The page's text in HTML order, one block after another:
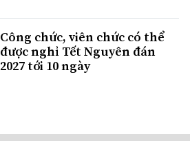
Công chức, viên chức có thể
được nghỉ Tết Nguyên đán
2027 tới 10 ngày